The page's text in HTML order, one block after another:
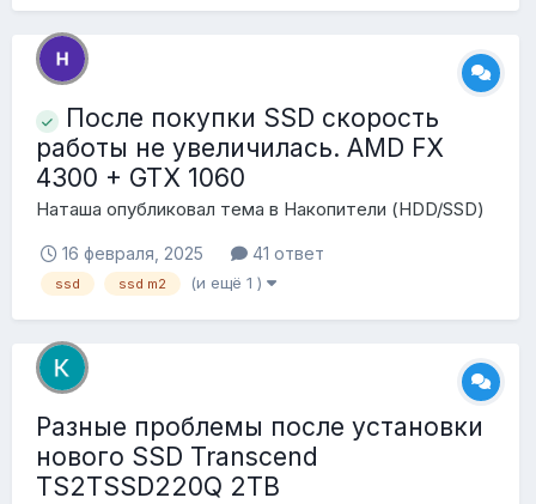
После покупки SSD скорость
работы не увеличилась. AMD FX
4300 + GTX 1060
Наташа опубликовал тема в Накопители (HDD/SSD)
16 февраля, 2025 41 ответ
ssd ssd m2 (и ещё 1 )
Разные проблемы после установки
нового SSD Transcend
TS2TSSD220Q 2TB